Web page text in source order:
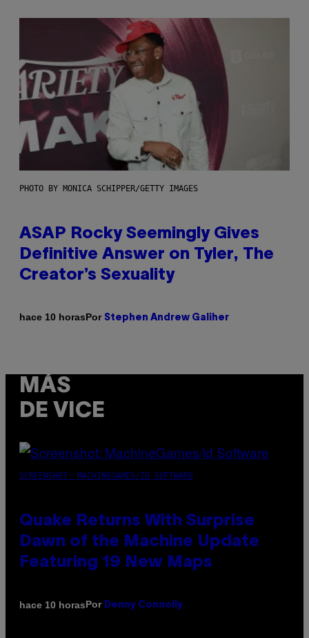
PHOTO BY MONICA SCHIPPER/GETTY IMAGES
ASAP Rocky Seemingly Gives
Definitive Answer on Tyler, The
Creator’s Sexuality
hace 10 horasPor Stephen Andrew Galiher
MÁS
DE VICE
SCREENSHOT: MACHINEGAMES/ID SOFTWARE
Quake Returns With Surprise
Dawn of the Machine Update
Featuring 19 New Maps
hace 10 horasPor Denny Connolly